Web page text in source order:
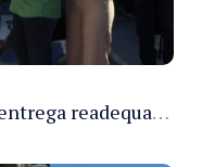
Governador Roberto Cidade entrega readequação do ambulatório da FCecon e amplia capacidade de atendimento oncológico em Manaus